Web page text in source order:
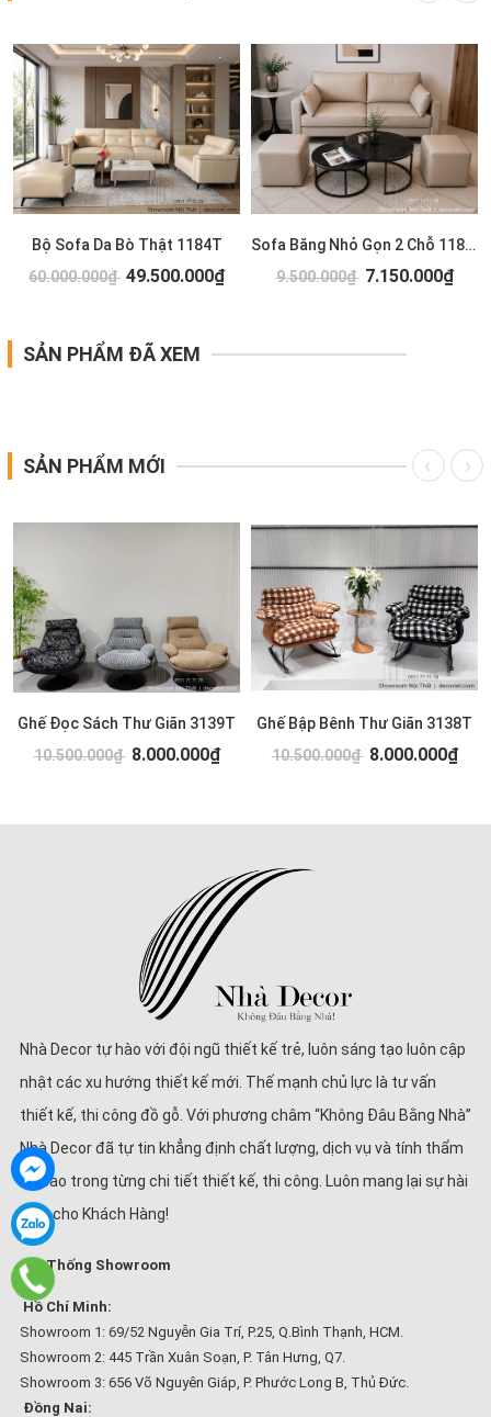
Bộ Sofa Da Bò Thật 1184T
60.000.000₫ 49.500.000₫
Sofa Băng Nhỏ Gọn 2 Chỗ 1183T
9.500.000₫ 7.150.000₫
SẢN PHẨM ĐÃ XEM
SẢN PHẨM MỚI
Ghế Đọc Sách Thư Giãn 3139T
10.500.000₫ 8.000.000₫
Ghế Bập Bênh Thư Giãn 3138T
10.500.000₫ 8.000.000₫
Nhà Decor tự hào với đội ngũ thiết kế trẻ, luôn sáng tạo luôn cập
nhật các xu hướng thiết kế mới. Thế mạnh chủ lực là tư vấn
thiết kế, thi công đồ gỗ. Với phương châm “Không Đâu Bằng Nhà”
Nhà Decor đã tự tin khẳng định chất lượng, dịch vụ và tính thẩm
mĩ cao trong từng chi tiết thiết kế, thi công. Luôn mang lại sự hài
lòng cho Khách Hàng!
Hệ Thống Showroom
Hồ Chí Minh:
Showroom 1: 69/52 Nguyễn Gia Trí, P.25, Q.Bình Thạnh, HCM.
Showroom 2: 445 Trần Xuân Soạn, P. Tân Hưng, Q7.
Showroom 3: 656 Võ Nguyên Giáp, P. Phước Long B, Thủ Đức.
Đồng Nai: